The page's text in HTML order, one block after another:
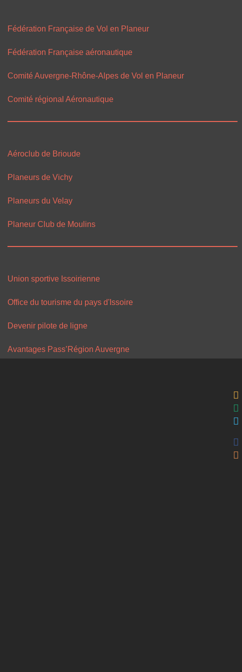
Fédération Française de Vol en Planeur
Fédération Française aéronautique
Comité Auvergne-Rhône-Alpes de Vol en Planeur
Comité régional Aéronautique
Aéroclub de Brioude
Planeurs de Vichy
Planeurs du Velay
Planeur Club de Moulins
Union sportive Issoirienne
Office du tourisme du pays d'Issoire
Devenir pilote de ligne
Avantages Pass’Région Auvergne